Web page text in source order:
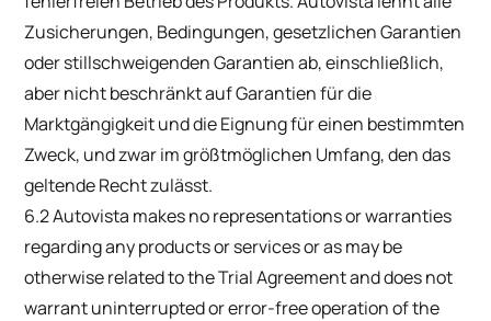
Zusicherungen, Bedingungen, gesetzlichen Garantien
oder stillschweigenden Garantien ab, einschließlich,
aber nicht beschränkt auf Garantien für die
Marktgängigkeit und die Eignung für einen bestimmten
Zweck, und zwar im größtmöglichen Umfang, den das
geltende Recht zulässt.
6.2 Autovista makes no representations or warranties
regarding any products or services or as may be
otherwise related to the Trial Agreement and does not
warrant uninterrupted or error-free operation of the